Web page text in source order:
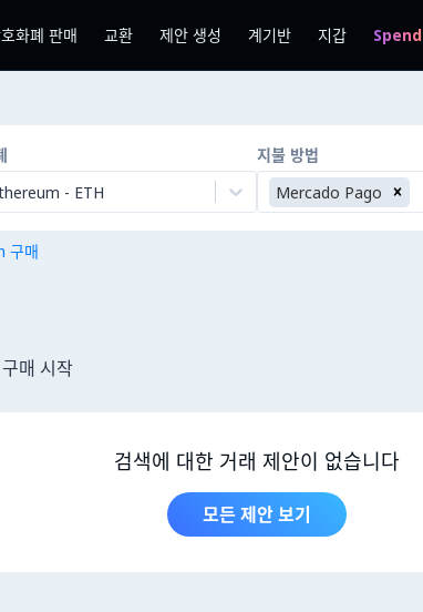
화폐 판매 교환 제안 생성 계기반 지갑 Spend
- ETH
지불 방법
Mercado Pago
구매
매 시작
검색에 대한 거래 제안이 없습니다
모든 제안 보기